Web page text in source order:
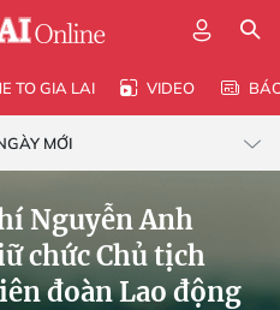
TO GIA LAI VIDEO
MỚI
Nguyễn Anh
chức Chủ tịch
đoàn Lao động